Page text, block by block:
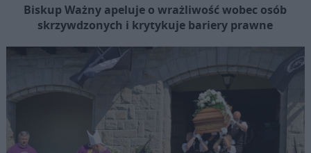
Biskup Ważny apeluje o wrażliwość wobec osób
skrzywdzonych i krytykuje bariery prawne